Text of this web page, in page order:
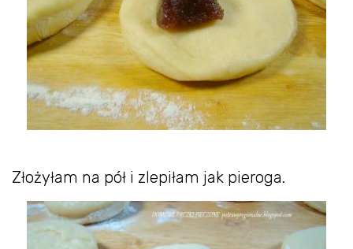
Złożyłam na pół i zlepiłam jak pieroga.